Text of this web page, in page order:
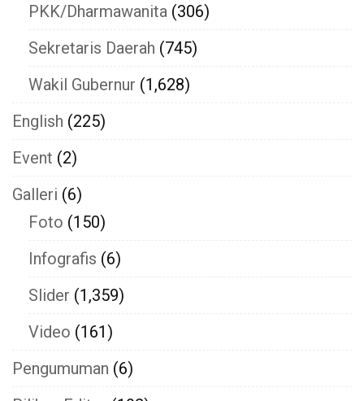
PKK/Dharmawanita (306)
Sekretaris Daerah (745)
Wakil Gubernur (1,628)
English (225)
Event (2)
Galleri (6)
Foto (150)
Infografis (6)
Slider (1,359)
Video (161)
Pengumuman (6)